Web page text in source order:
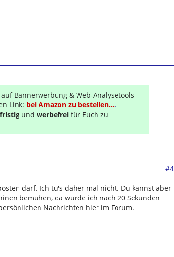
Bannerwerbung & Web-Analysetools!
Link: bei Amazon zu bestellen....
und werbefrei für Euch zu
#4
darf. Ich tu's daher mal nicht. Du kannst aber
bemühen, da wurde ich nach 20 Sekunden
Nachrichten hier im Forum.